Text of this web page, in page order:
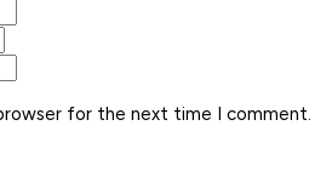
for the next time I comment.